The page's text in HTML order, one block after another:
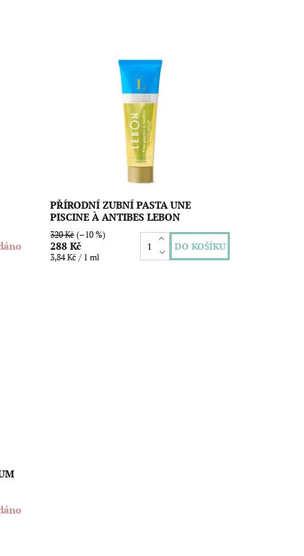
Originální zubní pasta s úžasnou
osvěžující vůní lékořice a máty pro
krásné zuby, zdravé dásně a úžasný
zážitek z čištění zubů. Neobsahuje...
Skladem
Lebon
PŘÍRODNÍ ZUBNÍ PASTA UNE
PISCINE À ANTIBES LEBON
320 Kč(–10 %)
288 Kč
3,84 Kč / 1 ml